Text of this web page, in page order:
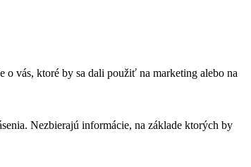
vás, ktoré by sa dali použiť na marketing alebo na
Nezbierajú informácie, na základe ktorých by